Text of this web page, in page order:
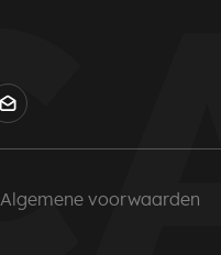
Algemene voorwaarden